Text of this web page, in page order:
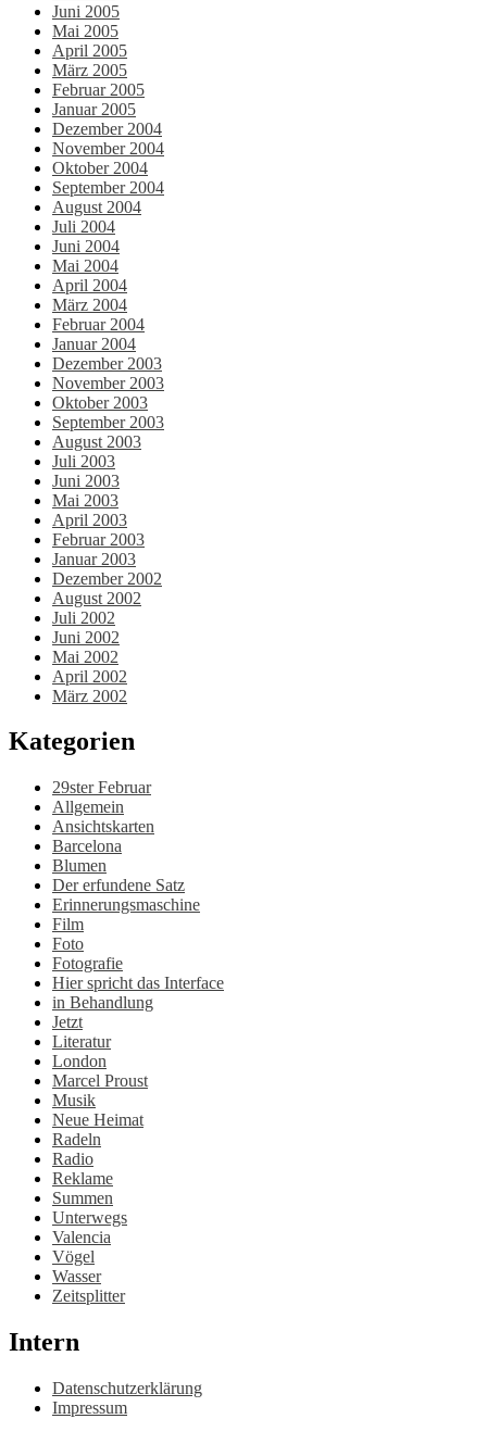
Juni 2005
Mai 2005
April 2005
März 2005
Februar 2005
Januar 2005
Dezember 2004
November 2004
Oktober 2004
September 2004
August 2004
Juli 2004
Juni 2004
Mai 2004
April 2004
März 2004
Februar 2004
Januar 2004
Dezember 2003
November 2003
Oktober 2003
September 2003
August 2003
Juli 2003
Juni 2003
Mai 2003
April 2003
Februar 2003
Januar 2003
Dezember 2002
August 2002
Juli 2002
Juni 2002
Mai 2002
April 2002
März 2002
Kategorien
29ster Februar
Allgemein
Ansichtskarten
Barcelona
Blumen
Der erfundene Satz
Erinnerungsmaschine
Film
Foto
Fotografie
Hier spricht das Interface
in Behandlung
Jetzt
Literatur
London
Marcel Proust
Musik
Neue Heimat
Radeln
Radio
Reklame
Summen
Unterwegs
Valencia
Vögel
Wasser
Zeitsplitter
Intern
Datenschutzerklärung
Impressum